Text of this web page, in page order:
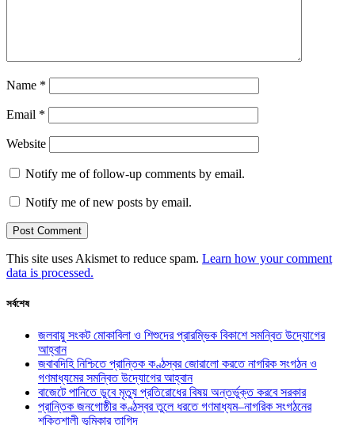
Name *
Email *
Website
Notify me of follow-up comments by email.
Notify me of new posts by email.
This site uses Akismet to reduce spam. Learn how your comment
data is processed.
সর্বশেষ
জলবায়ু সংকট মোকাবিলা ও শিশুদের প্রারম্ভিক বিকাশে সমন্বিত উদ্যোগের
আহ্বান
জবাবদিহি নিশ্চিতে প্রান্তিক কণ্ঠস্বর জোরালো করতে নাগরিক সংগঠন ও
গণমাধ্যমের সমন্বিত উদ্যোগের আহ্বান
বাজেটে পানিতে ডুবে মৃত্যু প্রতিরোধের বিষয় অন্তর্ভুক্ত করবে সরকার
প্রান্তিক জনগোষ্ঠীর কণ্ঠস্বর তুলে ধরতে গণমাধ্যম–নাগরিক সংগঠনের
শক্তিশালী ভূমিকার তাগিদ